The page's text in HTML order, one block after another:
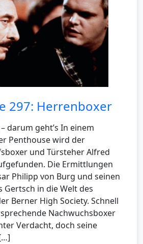
297: Herrenboxer
darum geht’s In einem
Penthouse wird der
und Türsteher Alfred
Die Ermittlungen
Philipp von Burg und seinen
Gertsch in die Welt des
Berner High Society. Schnell
Nachwuchsboxer
Verdacht, doch seine